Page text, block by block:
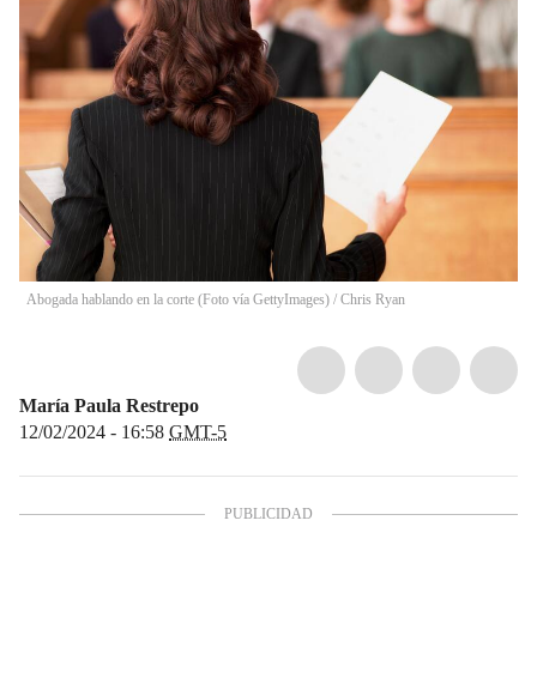
Abogada hablando en la corte (Foto vía GettyImages) / Chris Ryan
María Paula Restrepo
12/02/2024 - 16:58 GMT-5